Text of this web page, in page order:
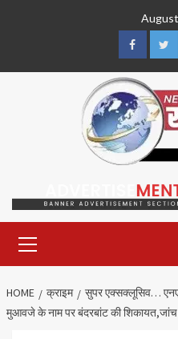
Facebook
Menu
HOME क्राइम
सुपर एक्सक्लूसिव…
मुआवजे के नाम पर बंदरबांट की